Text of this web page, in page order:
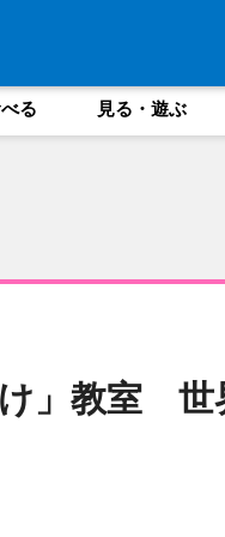
る 見る・遊ぶ
」教室 世